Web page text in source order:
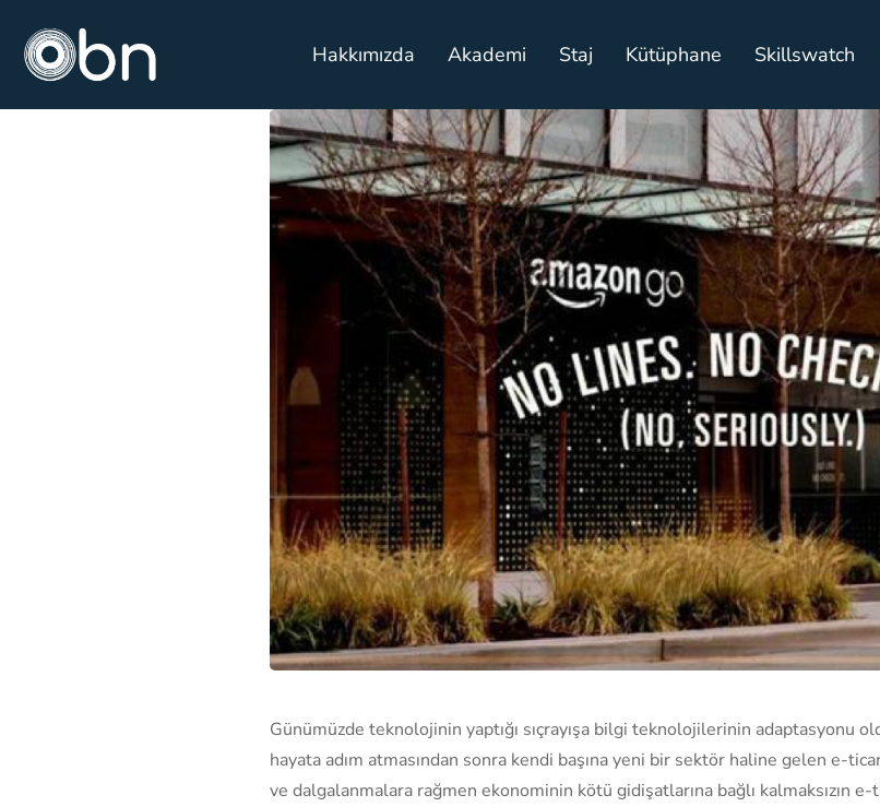
Hakkımızda Akademi Staj Kütüphane Skillswatch
Günümüzde teknolojinin yaptığı sıçrayışa bilgi teknolojilerinin adaptasyonu
hayata adım atmasından sonra kendi başına yeni bir sektör haline gelen e-
ve dalgalanmalara rağmen ekonominin kötü gidişatlarına bağlı kalmaksızın